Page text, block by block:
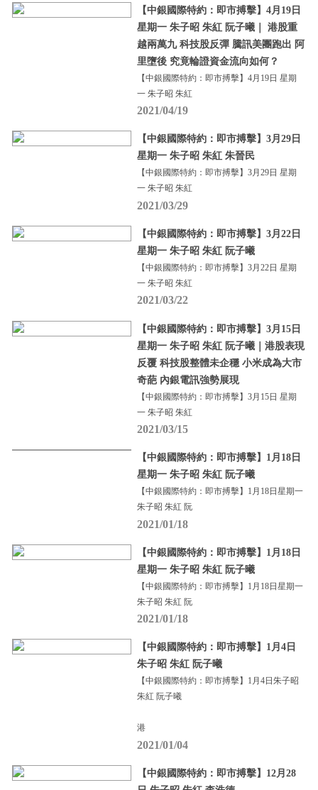
【中銀國際特約：即市搏擊】4月19日
星期一 朱子昭 朱紅 阮子曦｜ 港股重
越兩萬九 科技股反彈 騰訊美團跑出 阿
里墮後 究竟輪證資金流向如何？
【中銀國際特約：即市搏擊】4月19日 星期
一 朱子昭 朱紅
2021/04/19
【中銀國際特約：即市搏擊】3月29日
星期一 朱子昭 朱紅 朱晉民
【中銀國際特約：即市搏擊】3月29日 星期
一 朱子昭 朱紅
2021/03/29
【中銀國際特約：即市搏擊】3月22日
星期一 朱子昭 朱紅 阮子曦
【中銀國際特約：即市搏擊】3月22日 星期
一 朱子昭 朱紅
2021/03/22
【中銀國際特約：即市搏擊】3月15日
星期一 朱子昭 朱紅 阮子曦｜港股表現
反覆 科技股整體未企穩 小米成為大市
奇葩 內銀電訊強勢展現
【中銀國際特約：即市搏擊】3月15日 星期
一 朱子昭 朱紅
2021/03/15
【中銀國際特約：即市搏擊】1月18日
星期一 朱子昭 朱紅 阮子曦
【中銀國際特約：即市搏擊】1月18日星期一
朱子昭 朱紅 阮
2021/01/18
【中銀國際特約：即市搏擊】1月18日
星期一 朱子昭 朱紅 阮子曦
【中銀國際特約：即市搏擊】1月18日星期一
朱子昭 朱紅 阮
2021/01/18
【中銀國際特約：即市搏擊】1月4日
朱子昭 朱紅 阮子曦
【中銀國際特約：即市搏擊】1月4日朱子昭
朱紅 阮子曦
港
2021/01/04
【中銀國際特約：即市搏擊】12月28